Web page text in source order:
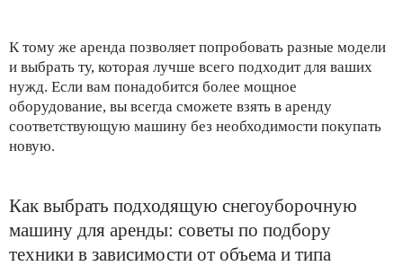
К тому же аренда позволяет попробовать разные модели
и выбрать ту, которая лучше всего подходит для ваших
нужд. Если вам понадобится более мощное
оборудование, вы всегда сможете взять в аренду
соответствующую машину без необходимости покупать
новую.
Как выбрать подходящую снегоуборочную
машину для аренды: советы по подбору
техники в зависимости от объема и типа